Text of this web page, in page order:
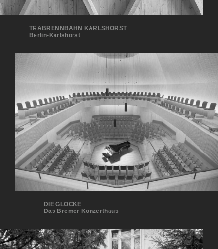
TRABRENNBAHN KARLSHORST
Ber­lin-Karlshorst
DIE GLOCKE
Das Bremer Konzerthaus